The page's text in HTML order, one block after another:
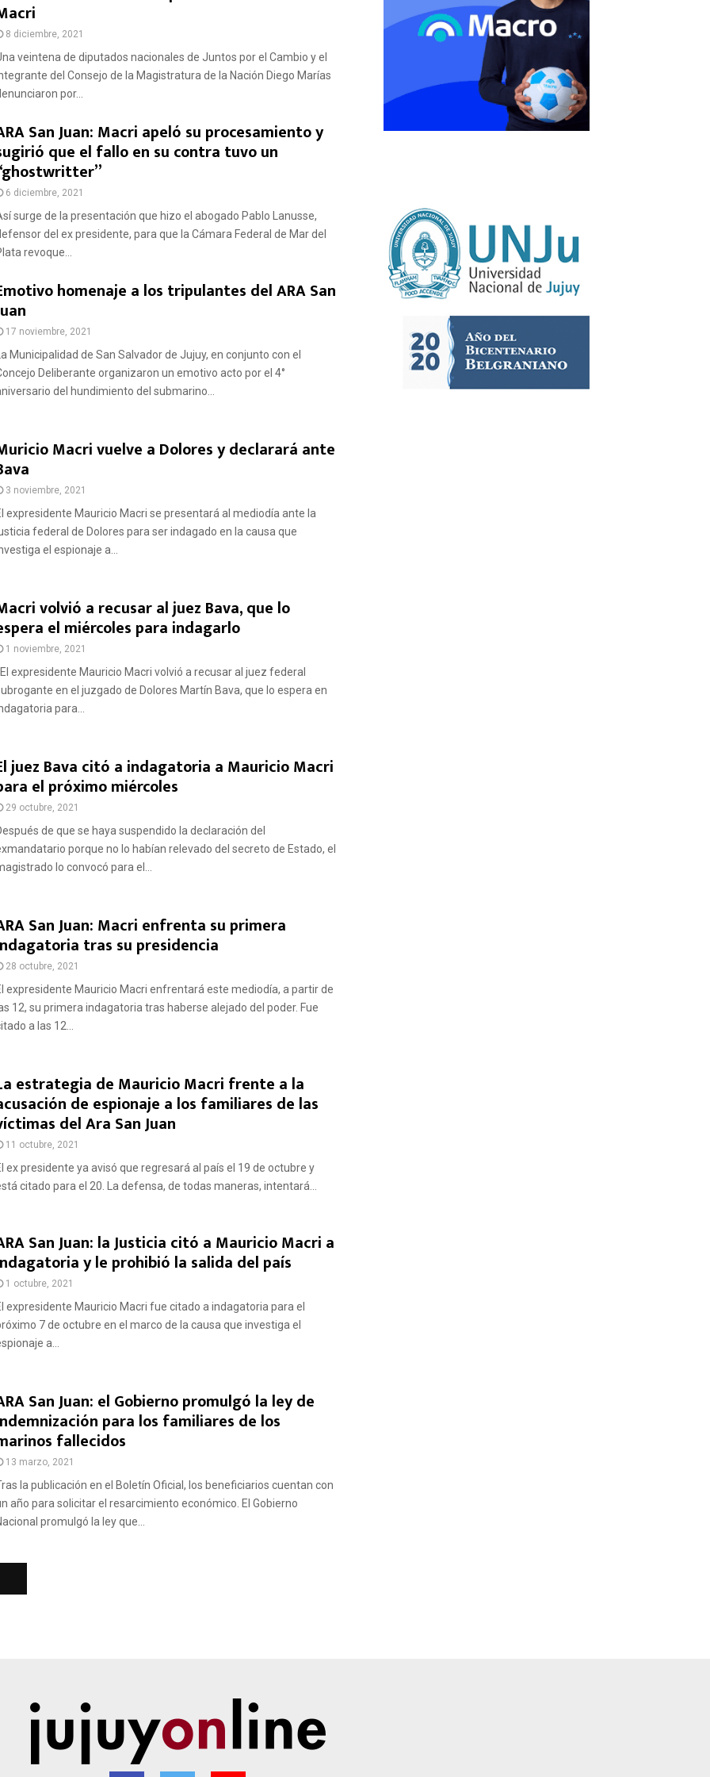
8 diciembre, 2021
veintena de diputados nacionales de Juntos por el Cambio y el
del Consejo de la Magistratura de la Nación Diego Marías
por...
San Juan: Macri apeló su procesamiento y
que el fallo en su contra tuvo un
6 diciembre, 2021
surge de la presentación que hizo el abogado Pablo Lanusse,
del ex presidente, para que la Cámara Federal de Mar del
revoque...
homenaje a los tripulantes del ARA San
17 noviembre, 2021
Municipalidad de San Salvador de Jujuy, en conjunto con el
Deliberante organizaron un emotivo acto por el 4°
del hundimiento del submarino...
Macri vuelve a Dolores y declarará ante
3 noviembre, 2021
expresidente Mauricio Macri se presentará al mediodía ante la
federal de Dolores para ser indagado en la causa que
el espionaje a...
volvió a recusar al juez Bava, que lo
el miércoles para indagarlo
1 noviembre, 2021
expresidente Mauricio Macri volvió a recusar al juez federal
en el juzgado de Dolores Martín Bava, que lo espera en
para...
juez Bava citó a indagatoria a Mauricio Macri
el próximo miércoles
29 octubre, 2021
de que se haya suspendido la declaración del
porque no lo habían relevado del secreto de Estado, el
lo convocó para el...
San Juan: Macri enfrenta su primera
tras su presidencia
28 octubre, 2021
expresidente Mauricio Macri enfrentará este mediodía, a partir de
12, su primera indagatoria tras haberse alejado del poder. Fue
a las 12...
estrategia de Mauricio Macri frente a la
de espionaje a los familiares de las
del Ara San Juan
11 octubre, 2021
ex presidente ya avisó que regresará al país el 19 de octubre y
citado para el 20. La defensa, de todas maneras, intentará...
San Juan: la Justicia citó a Mauricio Macri a
y le prohibió la salida del país
1 octubre, 2021
expresidente Mauricio Macri fue citado a indagatoria para el
7 de octubre en el marco de la causa que investiga el
a...
San Juan: el Gobierno promulgó la ley de
para los familiares de los
fallecidos
13 marzo, 2021
la publicación en el Boletín Oficial, los beneficiarios cuentan con
año para solicitar el resarcimiento económico. El Gobierno
promulgó la ley que...